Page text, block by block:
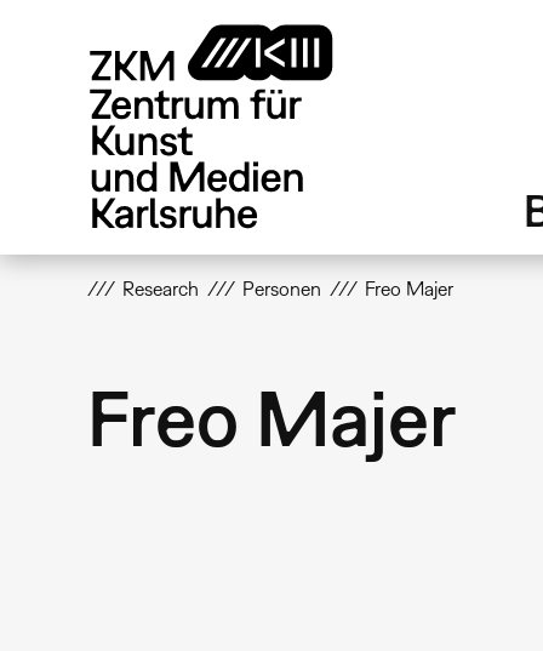
Research Personen Freo Majer
Freo Majer